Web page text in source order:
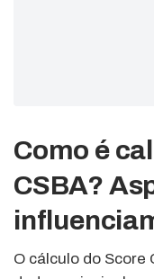
Como é
CSBA?
O cálculo do Score